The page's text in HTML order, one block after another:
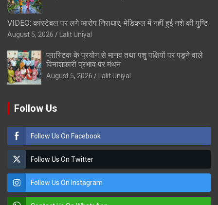
VIDEO: कांस्टेबल पर लगे आरोप निराधार, मेडिकल में नहीं हुई नशे की पुष्टि
August 5, 2026 Lalit Uniyal
प्लास्टिक के प्रयोग से मानव तथा पशु पक्षियों पर पड़ने वाले
विनाशकारी प्रभाव पर मंथन
August 5, 2026 Lalit Uniyal
Follow Us
Follow Us On Facebook
Follow Us On Twitter
Follow Us On Instagram